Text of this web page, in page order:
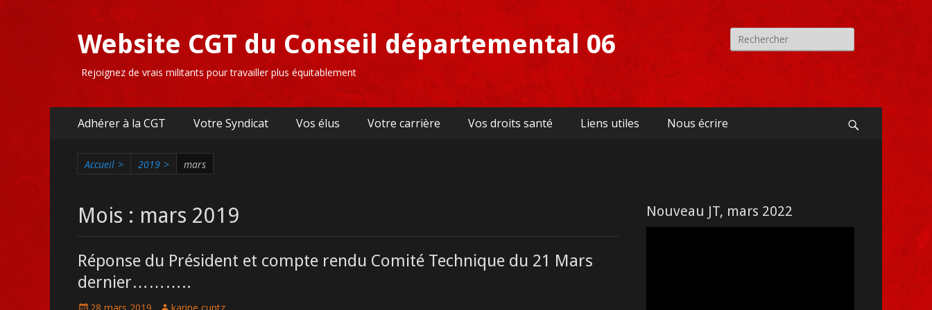
Website CGT du Conseil départemental 06
Rejoignez de vrais militants pour travailler plus équitablement
Recherche
pour:
Premier
Adhérer à la CGT Votre Syndicat Vos élus Votre carrière Vos droits santé Liens utiles Nous écrire
Accueil > 2019 > mars
Mois : mars 2019
Réponse du Président et compte rendu Comité Technique du 21 Mars
dernier………..
Posté
Auteur
Nouveau JT, mars 2022